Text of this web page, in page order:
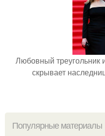
Любовный треугольник
скрывает
Популярные материалы